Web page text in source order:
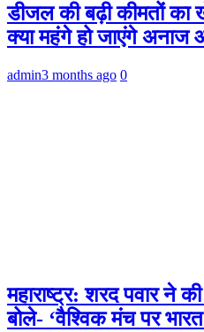
डीजल की बढ़ी कीमतों का
क्या महंगे हो जाएंगे अनाज
admin3 months ago 0
महाराष्ट्र: शरद पवार ने
बोले- ‘वैश्विक मंच पर